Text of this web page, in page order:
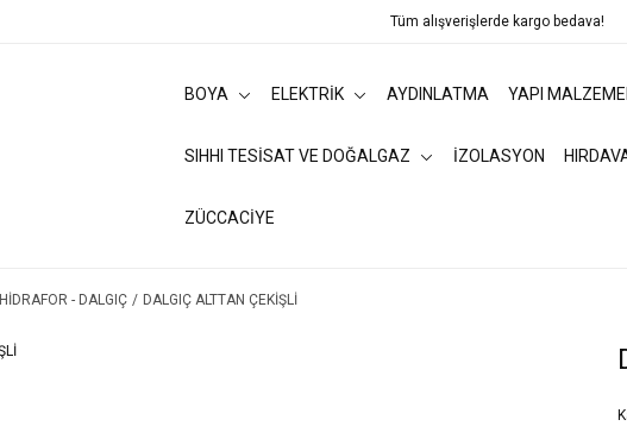
Tüm alışverişlerde kargo bedava!
BOYA ELEKTRİK AYDINLATMA YAPI
SIHHI TESİSAT VE DOĞALGAZ İZOLASYON
ZÜCCACİYE
HİDRAFOR - DALGIÇ DALGIÇ ALTTAN ÇEKİŞLİ